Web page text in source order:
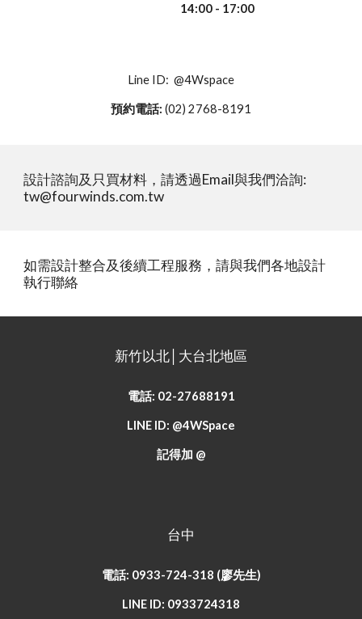
14:00 - 17:00
Line ID: @4Wspace
預約電話: (02) 2768-8191
設計諮詢及只買材料，請透過Email與我們洽詢:
tw@fourwinds.com.tw
如需設計整合及後續工程服務，請與我們各地設計
執行聯絡
新竹以北│大台北地區
電話: 02-27688191
LINE ID: @4WSpace
記得加 @
台中
電話: 0933-724-318 (廖先生)
LINE ID: 0933724318